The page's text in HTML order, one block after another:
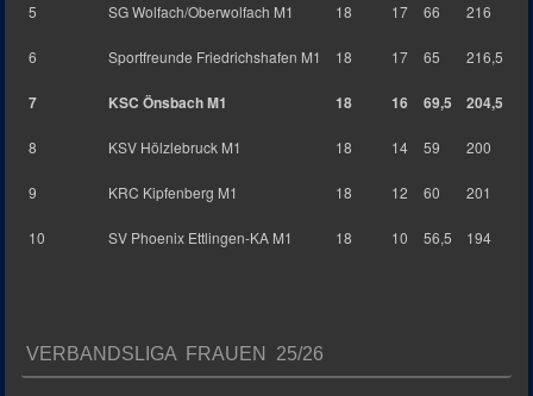
5 SG Wolfach/Oberwolfach M1 18 17 66 216
6 Sportfreunde Friedrichshafen M1 18 17 65 216,5
7 KSC Önsbach M1 18 16 69,5 204,5
8 KSV Hölzlebruck M1 18 14 59 200
9 KRC Kipfenberg M1 18 12 60 201
10 SV Phoenix Ettlingen-KA M1 18 10 56,5 194
VERBANDSLIGA FRAUEN 25/26